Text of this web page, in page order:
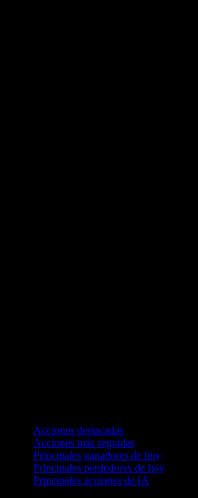
Acciones destacadas
Acciones más seguidas
Principales ganadores de hoy
Principales perdedores de hoy
Principales acciones de IA